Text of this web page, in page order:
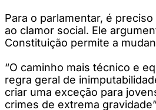
Para o parlamentar, é
ao clamor social. Ele
Constituição permite a
“O caminho mais técnico e
regra geral de
criar uma exceção para
crimes de extrema